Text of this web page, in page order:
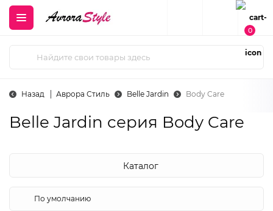
0
Назад Аврора Стиль Belle Jardin Body Care
Belle Jardin cерия Body Care
Каталог